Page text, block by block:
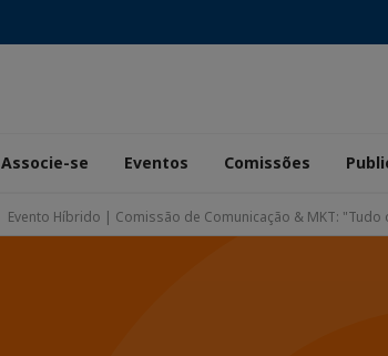
Associe-se Eventos Comissões
Evento Híbrido | Comissão de Comunicação & MKT: